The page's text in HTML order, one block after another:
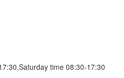
time 08:30-17:30